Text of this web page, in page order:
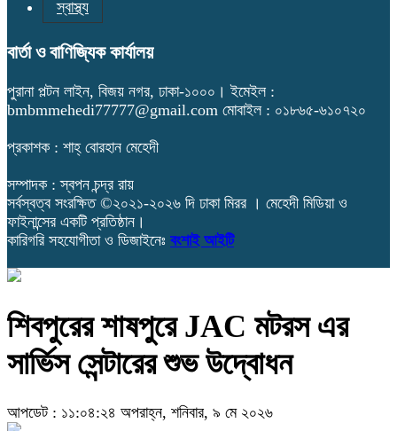
স্বাস্থ্য
বার্তা ও বাণিজ্যিক কার্যালয়
পুরানা পল্টন লাইন, বিজয় নগর, ঢাকা-১০০০। ইমেইল :
bmbmmehedi77777@gmail.com মোবাইল : ০১৮৬৫-৬১০৭২০
প্রকাশক : শাহ্ বোরহান মেহেদী
সম্পাদক : স্বপন চন্দ্র রায়
সর্বস্বত্ব সংরক্ষিত ©২০২১-২০২৬ দি ঢাকা মিরর । মেহেদী মিডিয়া ও
ফাইনান্সের একটি প্রতিষ্ঠান।
কারিগরি সহযোগীতা ও ডিজাইনেঃ বংশাই আইটি
শিবপুরের শাষপুরে JAC মটরস এর
সার্ভিস সেন্টারের শুভ উদ্বোধন
আপডেট : ১১:০৪:২৪ অপরাহ্ন, শনিবার, ৯ মে ২০২৬